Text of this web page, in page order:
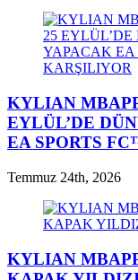
KYLIAN
EYLÜL’DE
EA SPORTS
Temmuz 24th, 2026
KYLIAN